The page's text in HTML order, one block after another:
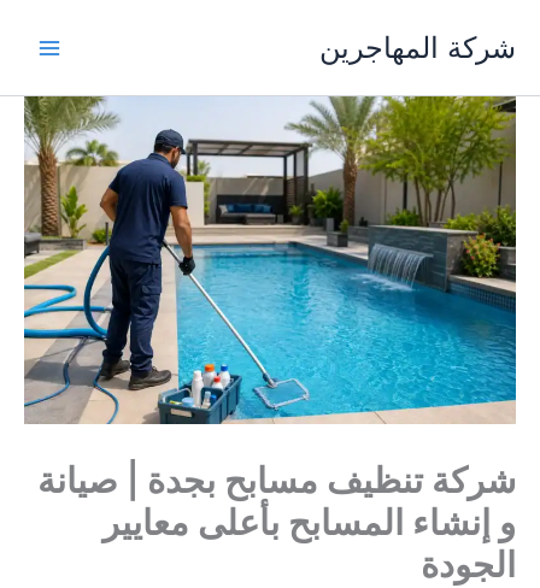
المحتوى
شركة المهاجرين
شركة تنظيف مسابح بجدة | صيانة
و إنشاء المسابح بأعلى معايير
الجودة